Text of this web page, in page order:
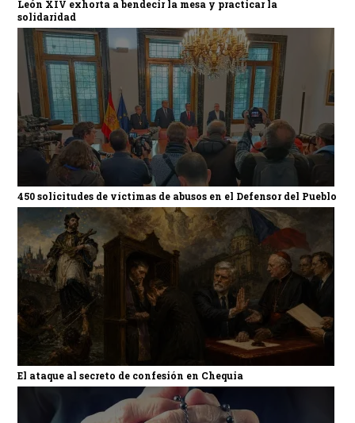
León XIV exhorta a bendecir la mesa y practicar la
solidaridad
450 solicitudes de víctimas de abusos en el Defensor del Pueblo
El ataque al secreto de confesión en Chequia